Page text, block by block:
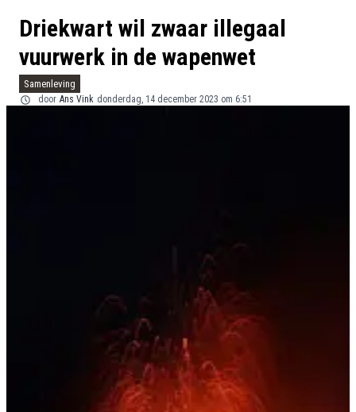
Driekwart wil zwaar illegaal
vuurwerk in de wapenwet
Samenleving
door Ans Vink donderdag, 14 december 2023 om 6:51